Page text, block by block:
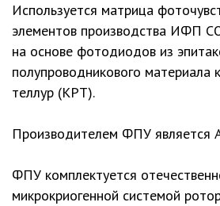
Используется матрица
элементов производства ИФП
на основе фотодиодов из
полупроводникового материала
теллур (КРТ).
Производителем ФПУ
ФПУ комплектуется
микрокриогенной системой